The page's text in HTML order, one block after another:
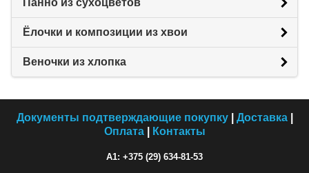
Ёлочки и композиции из хвои
Веночки из хлопка
Документы подтверждающие покупку| Доставка|
Оплата| Контакты
A1: +375 (29) 634-81-53